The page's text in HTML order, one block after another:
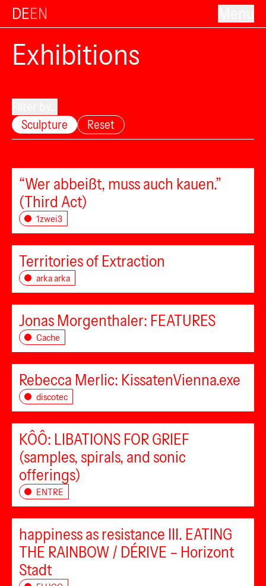
DEEN
Exhibitions
Sculpture
Reset
“Wer abbeißt, muss auch kauen.”
(Third Act)
1zwei3
Territories of Extraction
arka arka
Jonas Morgenthaler: FEATURES
Cache
Rebecca Merlic: KissatenVienna.exe
discotec
KÔÔ: LIBATIONS FOR GRIEF
(samples, spirals, and sonic
offerings)
ENTRE
happiness as resistance III. EATING
THE RAINBOW / DÉRIVE – Horizont
Stadt